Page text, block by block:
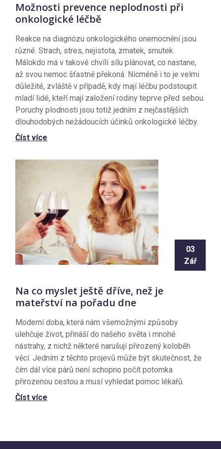
Možnosti prevence neplodnosti při
onkologické léčbě
Reakce na diagnózu onkologického onemocnění jsou
různé. Strach, stres, nejistota, zmatek, smutek.
Málokdo má v takové chvíli sílu plánovat, co nastane,
až svou nemoc šťastně překoná. Nicméně i to je velmi
důležité, zvláště v případě, kdy mají léčbu podstoupit
mladí lidé, kteří mají založení rodiny teprve před sebou.
Poruchy plodnosti jsou totiž jedním z nejčastějších
dlouhodobých nežádoucích účinků onkologické léčby.
Číst více
03
Zář
Na co myslet ještě dříve, než je
mateřství na pořadu dne
Moderní doba, která nám všemožnými způsoby
ulehčuje život, přináší do našeho světa i mnohé
nástrahy, z nichž některé narušují přirozený koloběh
věcí. Jedním z těchto projevů může být skutečnost, že
čím dál více párů není schopno počít potomka
přirozenou cestou a musí vyhledat pomoc lékařů.
Číst více